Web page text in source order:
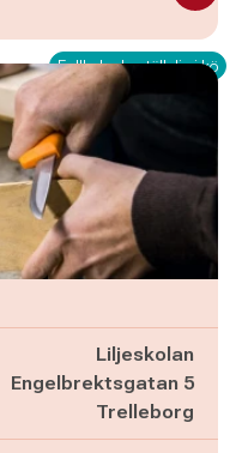
Fullbokad - ställ dig i kö
Liljeskolan
Engelbrektsgatan 5
Trelleborg